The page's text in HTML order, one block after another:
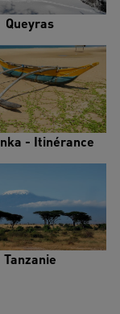
Queyras
- Itinérance
Tanzanie